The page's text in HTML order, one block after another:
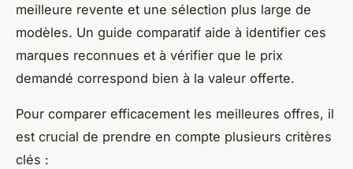
meilleure revente et une sélection plus large de
modèles. Un guide comparatif aide à identifier ces
marques reconnues et à vérifier que le prix
demandé correspond bien à la valeur offerte.
Pour comparer efficacement les meilleures offres, il
est crucial de prendre en compte plusieurs critères
clés :